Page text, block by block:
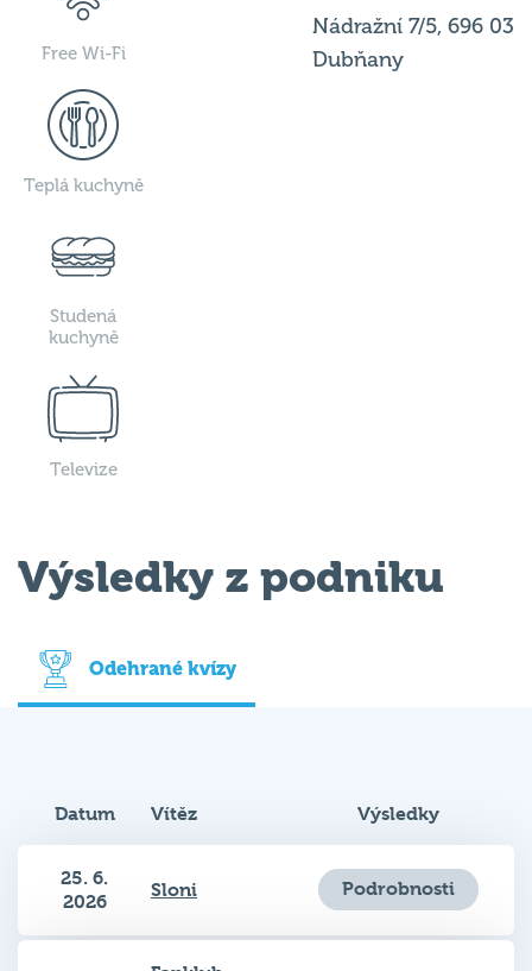
Free Wi-Fi
Teplá kuchyně
Studená
kuchyně
Televize
Nádražní 7/5, 696 03
Dubňany
Výsledky z podniku
Odehrané kvízy
Datum Vítěz Výsledky
25. 6.
2026
Sloni Podrobnosti